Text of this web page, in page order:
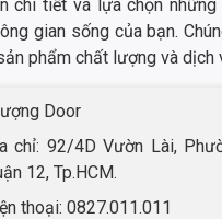
chi tiết và lựa chọn những
gian sống của bạn.
phẩm chất lượng và dịch
Door
chỉ: 92/4D Vườn Lài,
12, Tp.HCM.
thoại: 0827.011.011